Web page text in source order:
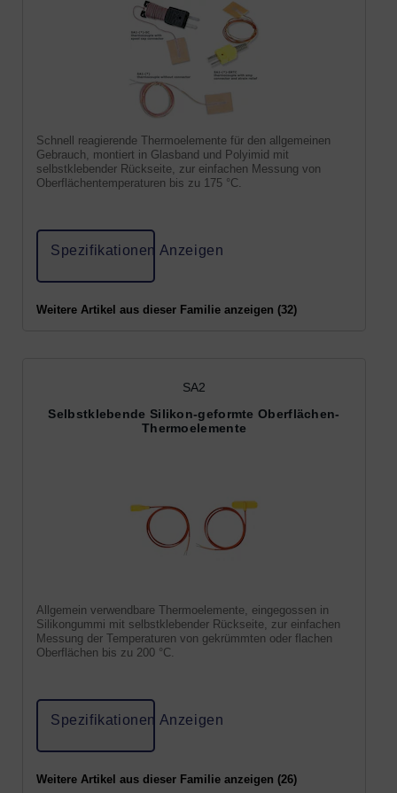
Schnell reagierende Thermoelemente für den allgemeinen
Gebrauch, montiert in Glasband und Polyimid mit
selbstklebender Rückseite, zur einfachen Messung von
Oberflächentemperaturen bis zu 175 °C.
Spezifikationen Anzeigen
Weitere Artikel aus dieser Familie anzeigen (32)
SA2
Selbstklebende Silikon-geformte Oberflächen-
Thermoelemente
Allgemein verwendbare Thermoelemente, eingegossen in
Silikongummi mit selbstklebender Rückseite, zur einfachen
Messung der Temperaturen von gekrümmten oder flachen
Oberflächen bis zu 200 °C.
Spezifikationen Anzeigen
Weitere Artikel aus dieser Familie anzeigen (26)